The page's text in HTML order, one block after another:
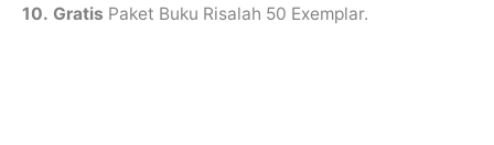
10. Gratis Paket Buku Risalah 50 Exemplar.